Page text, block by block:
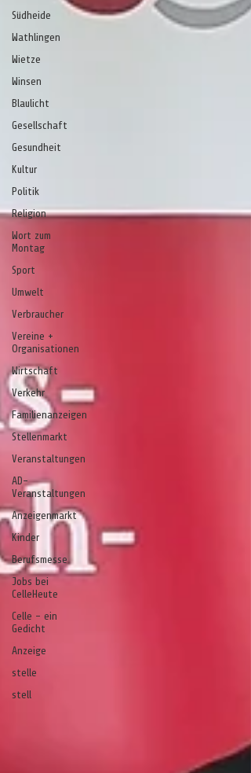
Südheide
Wathlingen
Wietze
Winsen
Blaulicht
Gesellschaft
Gesundheit
Kultur
Politik
Religion
Wort zum
Montag
Sport
Umwelt
Verbraucher
Vereine +
Organisationen
Wirtschaft
Verkehr
Familienanzeigen
Stellenmarkt
Veranstaltungen
AD-
Veranstaltungen
Anzeigenmarkt
Kinder
Berufsmesse
Jobs bei
CelleHeute
Celle - ein
Gedicht
Anzeige
stelle
stell